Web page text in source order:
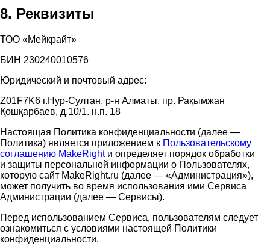
8. Реквизиты
ТОО «Мейкрайт»
БИН 230240010576
Юридический и почтовый адрес:
Z01F7K6 г.Нур-Султан, р-н Алматы, пр. Рақымжан
Қошқарбаев, д.10/1. н.п. 18
Настоящая Политика конфиденциальности (далее —
Политика) является приложением к Пользовательскому
соглашению MakeRightи определяет порядок обработки
и защиты персональной информации о Пользователях,
которую сайт MakeRight.ru (далее — «Администрация»),
может получить во время использования ими Cервиса
Администрации (далее — Сервисы).
Перед использованием Сервиса, пользователям следует
ознакомиться с условиями настоящей Политики
конфиденциальности.